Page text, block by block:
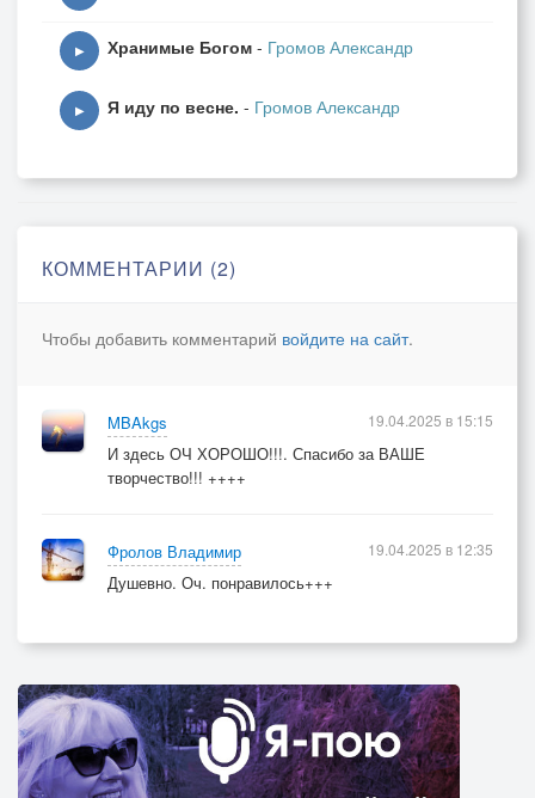
▶ Хранимые Богом - Громов Александр
▶ Я иду по весне. - Громов Александр
КОММЕНТАРИИ (2)
Чтобы добавить комментарий войдите на сайт.
MBAkgs
И здесь ОЧ ХОРОШО!!!. Спасибо за ВАШЕ
творчество!!! ++++
19.04.2025 в 15:15
Фролов Владимир
Душевно. Оч. понравилось+++
19.04.2025 в 12:35